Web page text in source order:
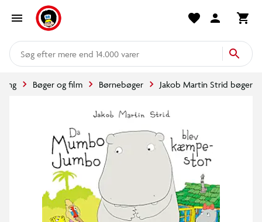
mere end 14.000 varer
Bøger og film Børnebøger Jakob Martin Strid bøger